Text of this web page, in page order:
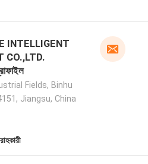
INTELLIGENT
CO.,LTD.
Fields, Binhu
Jiangsu, China